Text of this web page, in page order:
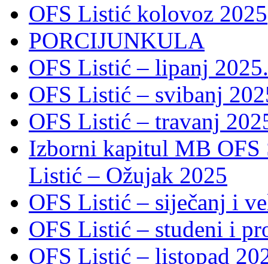
OFS Listić kolovoz 2025
PORCIJUNKULA
OFS Listić – lipanj 2025.
OFS Listić – svibanj
OFS Listić – travanj
Izborni kapitul MB OFS
Listić – Ožujak 2025
OFS Listić – siječanj i
OFS Listić – studeni i
OFS Listić – listopad